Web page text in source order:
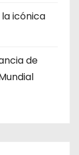
icónica
de